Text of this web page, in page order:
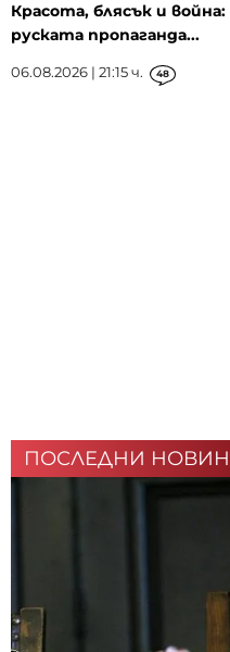
Красота, блясък и
руската пропаганда...
06.08.2026 | 21:15 ч. 48
ПОСЛЕДНИ